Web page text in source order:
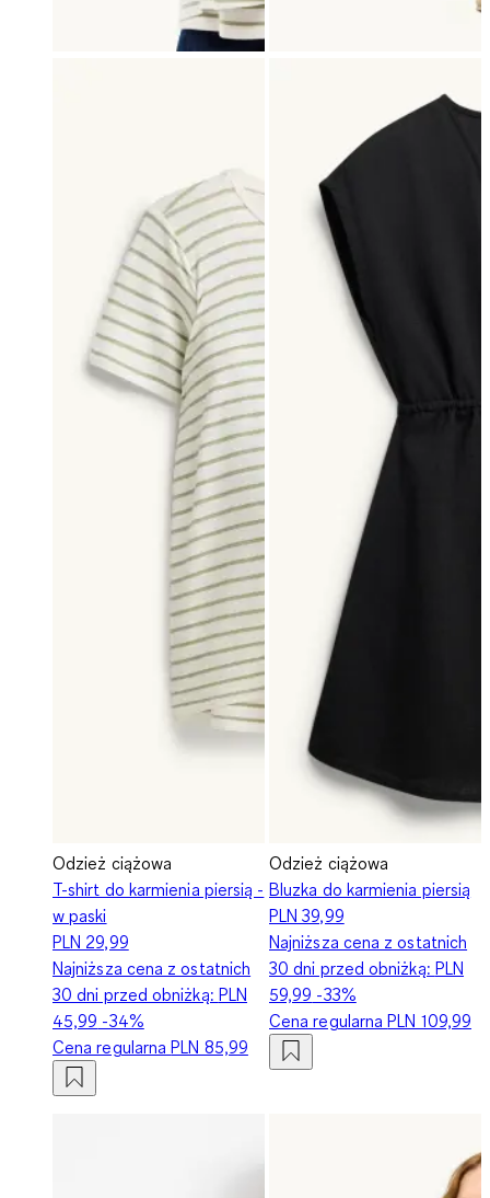
Odzież ciążowa
T-shirt do karmienia piersią -
w paski
PLN 29,99
Najniższa cena z ostatnich
30 dni przed obniżką: PLN
45,99 -34%
Cena regularnaPLN 85,99
Odzież ciążowa
Bluzka do karmienia piersią
PLN 39,99
Najniższa cena z ostatnich
30 dni przed obniżką: PLN
59,99 -33%
Cena regularnaPLN 109,99